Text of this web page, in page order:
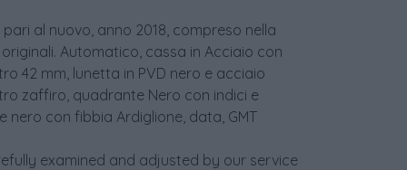
al nuovo, anno 2018, compreso nella
Automatico, cassa in Acciaio con
42 mm, lunetta in PVD nero e acciaio
zaffiro, quadrante Nero con indici e
nero con fibbia Ardiglione, data, GMT
examined and adjusted by our service